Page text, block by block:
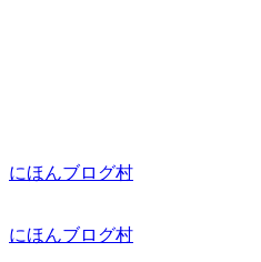
にほんブログ村
にほんブログ村